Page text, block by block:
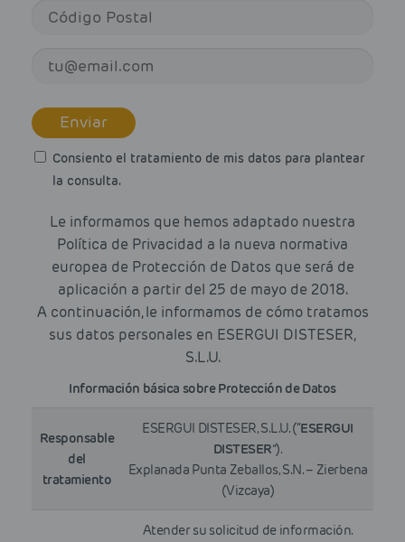
Enviar
Consiento el tratamiento de mis datos para plantear
la consulta.
Le informamos que hemos adaptado nuestra
Política de Privacidad a la nueva normativa
europea de Protección de Datos que será de
aplicación a partir del 25 de mayo de 2018.
A continuación, le informamos de cómo tratamos
sus datos personales en ESERGUI DISTESER,
S.L.U.
Información básica sobre Protección de Datos
Responsable
del
tratamiento
ESERGUI DISTESER, S.L.U. (“ESERGUI
DISTESER”).
Explanada Punta Zeballos, S.N. – Zierbena
(Vizcaya)
Atender su solicitud de información.